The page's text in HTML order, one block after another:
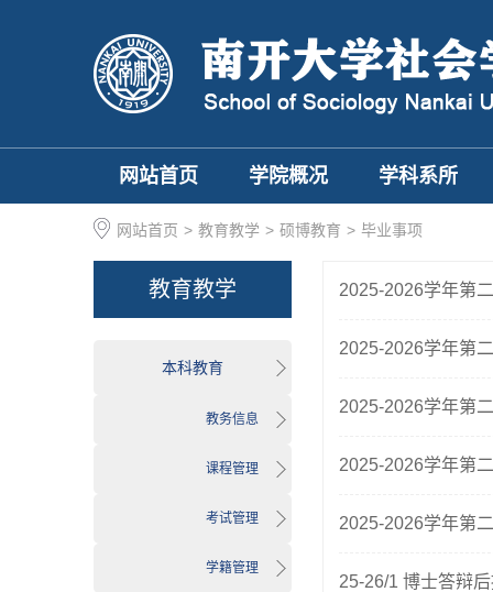
网站首页 学院概况 学科系所
网站首页 > 教育教学 > 硕博教育 > 毕业事项
教育教学
本科教育
教务信息
课程管理
考试管理
学籍管理
2025-2026学年第
2025-2026学年第
2025-2026学年第
2025-2026学年第
2025-2026学年第
25-26/1 博士答辩